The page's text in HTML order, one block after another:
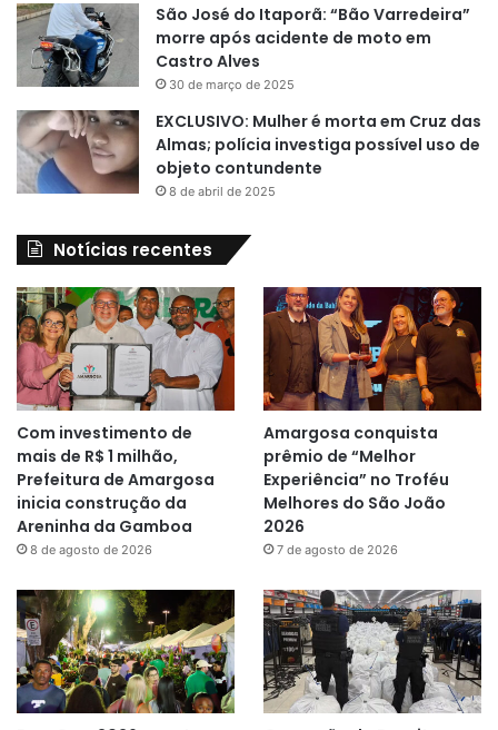
São José do Itaporã: “Bão Varredeira”
morre após acidente de moto em
Castro Alves
30 de março de 2025
EXCLUSIVO: Mulher é morta em Cruz das
Almas; polícia investiga possível uso de
objeto contundente
8 de abril de 2025
Notícias recentes
Com investimento de
mais de R$ 1 milhão,
Prefeitura de Amargosa
inicia construção da
Areninha da Gamboa
8 de agosto de 2026
Amargosa conquista
prêmio de “Melhor
Experiência” no Troféu
Melhores do São João
2026
7 de agosto de 2026